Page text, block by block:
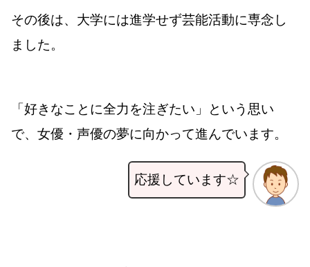
その後は、大学には進学せず芸能活動に専念し
ました。
「好きなことに全力を注ぎたい」という思い
で、女優・声優の夢に向かって進んでいます。
応援しています☆